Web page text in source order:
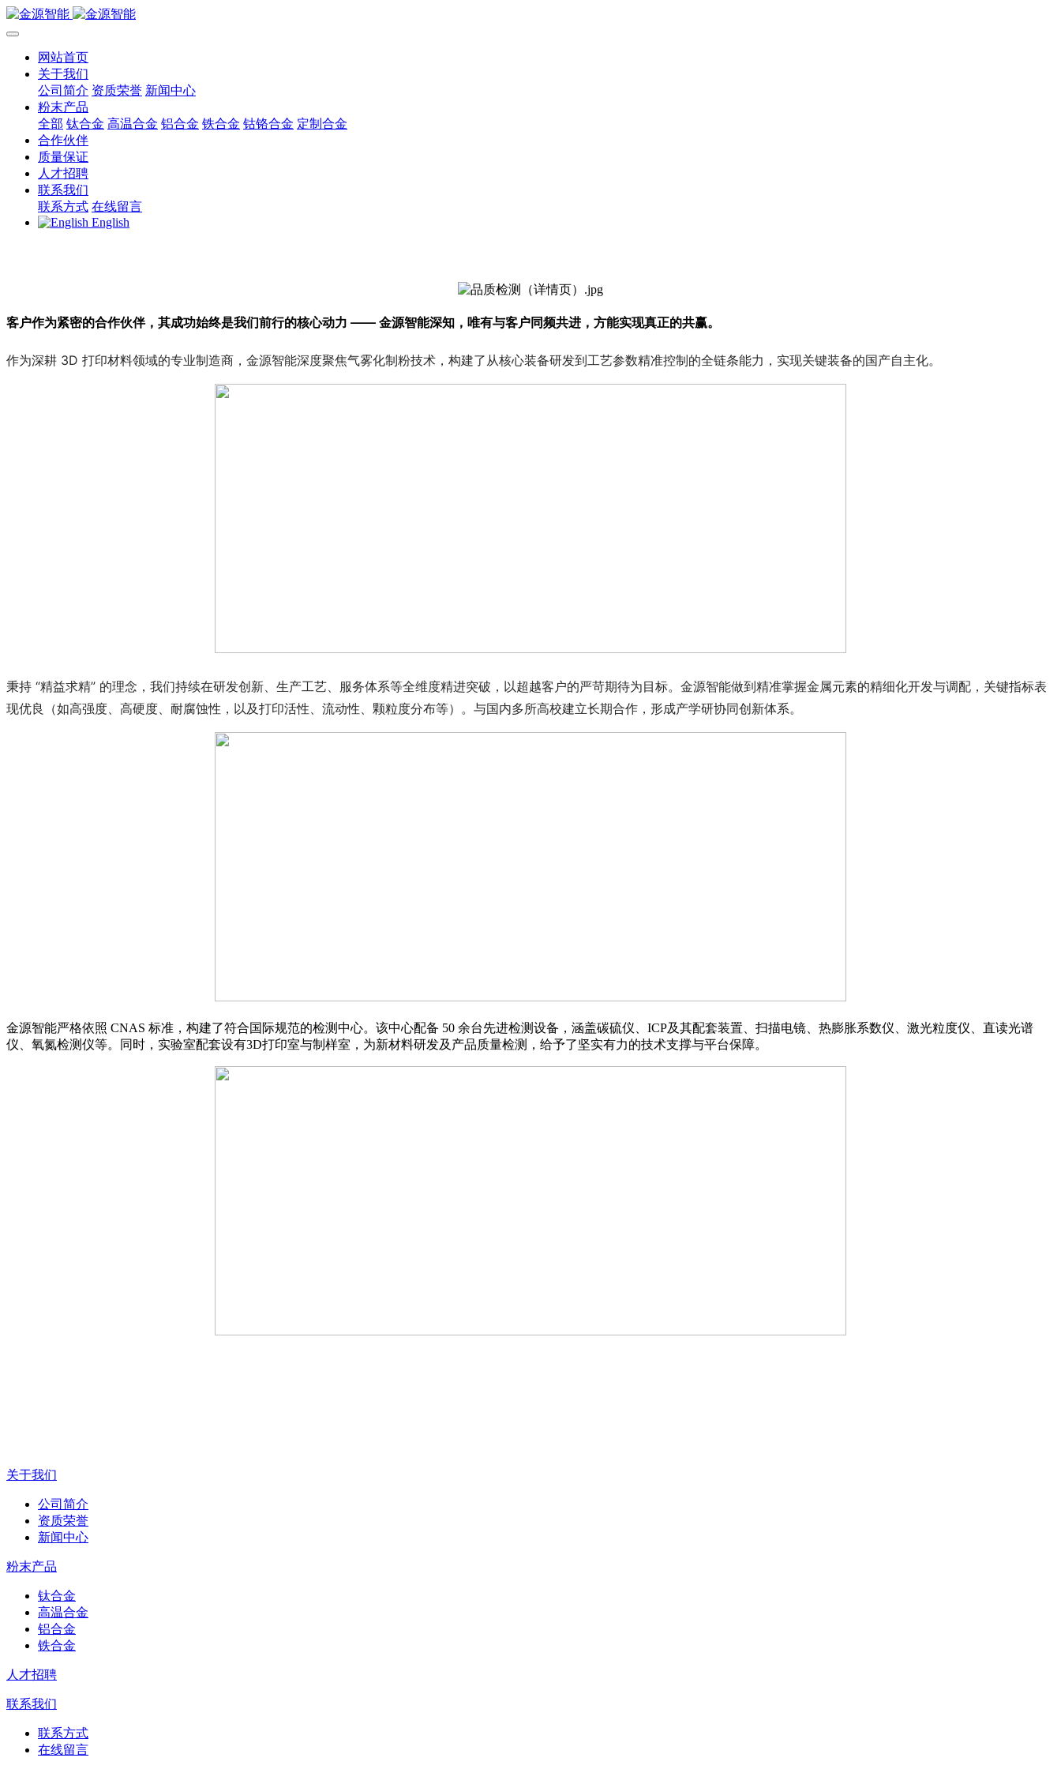
网站首页
关于我们
公司简介 资质荣誉 新闻中心
粉末产品
全部 钛合金 高温合金 铝合金 铁合金 钴铬合金 定制合金
合作伙伴
质量保证
人才招聘
联系我们
联系方式 在线留言
English
客户作为紧密的合作伙伴，其成功始终是我们前行的核心动力 —— 金源智能深知，唯有与客户同频共进，方能实现真正的共赢。
作为深耕 3D 打印材料领域的专业制造商，金源智能深度聚焦气雾化制粉技术，构建了从核心装备研发到工艺参数精准控制的全链条能力，实现关键装备的国产自主化。
秉持 “精益求精” 的理念，我们持续在研发创新、生产工艺、服务体系等全维度精进突破，以超越客户的严苛期待为目标。金源智能做到精准掌握金属元素的精细化开发与调配，关键指标表
现优良（如高强度、高硬度、耐腐蚀性，以及打印活性、流动性、颗粒度分布等）。与国内多所高校建立长期合作，形成产学研协同创新体系。
金源智能严格依照 CNAS 标准，构建了符合国际规范的检测中心。该中心配备 50 余台先进检测设备，涵盖碳硫仪、ICP及其配套装置、扫描电镜、热膨胀系数仪、激光粒度仪、直读光谱
仪、氧氮检测仪等。同时，实验室配套设有3D打印室与制样室，为新材料研发及产品质量检测，给予了坚实有力的技术支撑与平台保障。
关于我们
公司简介
资质荣誉
新闻中心
粉末产品
钛合金
高温合金
铝合金
铁合金
人才招聘
联系我们
联系方式
在线留言